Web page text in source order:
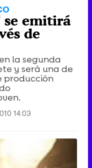
se emitirá
de
la segunda
y será una de
producción
14:03